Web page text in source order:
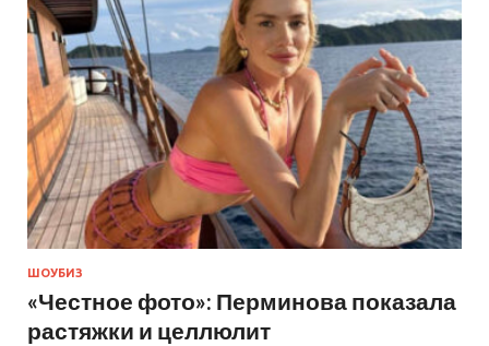
ШОУБИЗ
«Честное фото»: Перминова показала
растяжки и целлюлит